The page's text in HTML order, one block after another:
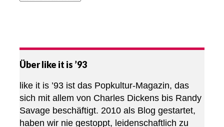
Über like it is ’93
like it is ’93 ist das Popkultur-Magazin, das
sich mit allem von Charles Dickens bis Randy
Savage beschäftigt. 2010 als Blog gestartet,
haben wir nie gestoppt, leidenschaftlich zu